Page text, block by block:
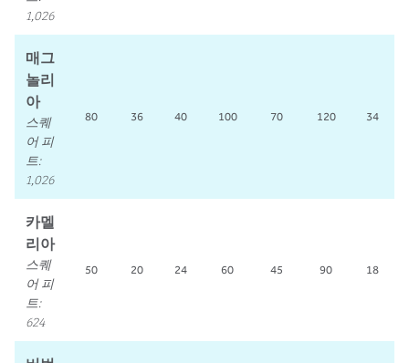
1,026
매그
놀리
아
스퀘
어 피
트:
1,026
80 36 40 100 70 120 34
카멜
리아
스퀘
어 피
트:
624
50 20 24 60 45 90 18